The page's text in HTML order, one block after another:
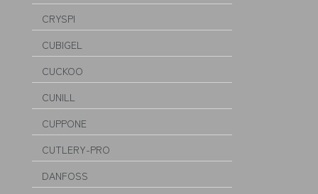
CRYSPI
CUBIGEL
CUCKOO
CUNILL
CUPPONE
CUTLERY-PRO
DANFOSS